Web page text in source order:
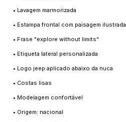
• Lavagem marmorizada
• Estampa frontal com paisagem ilustrada
• Frase "explore without limits"
• Etiqueta lateral personalizada
• Logo jeep aplicado abaixo da nuca
• Costas lisas
• Modelagem confortável
• Origem: nacional